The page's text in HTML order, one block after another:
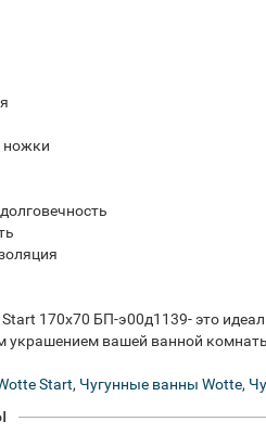
ножки
170x70 БП-э00д1139- это
украшением вашей ванной
Start, Чугунные ванны Wotte,